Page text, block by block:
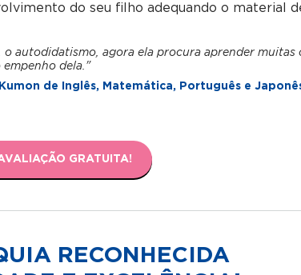
do seu filho adequando o material
autodidatismo, agora ela procura aprender muitas
empenho dela."
de Inglês, Matemática, Português e
GRATUITA!
RECONHECIDA